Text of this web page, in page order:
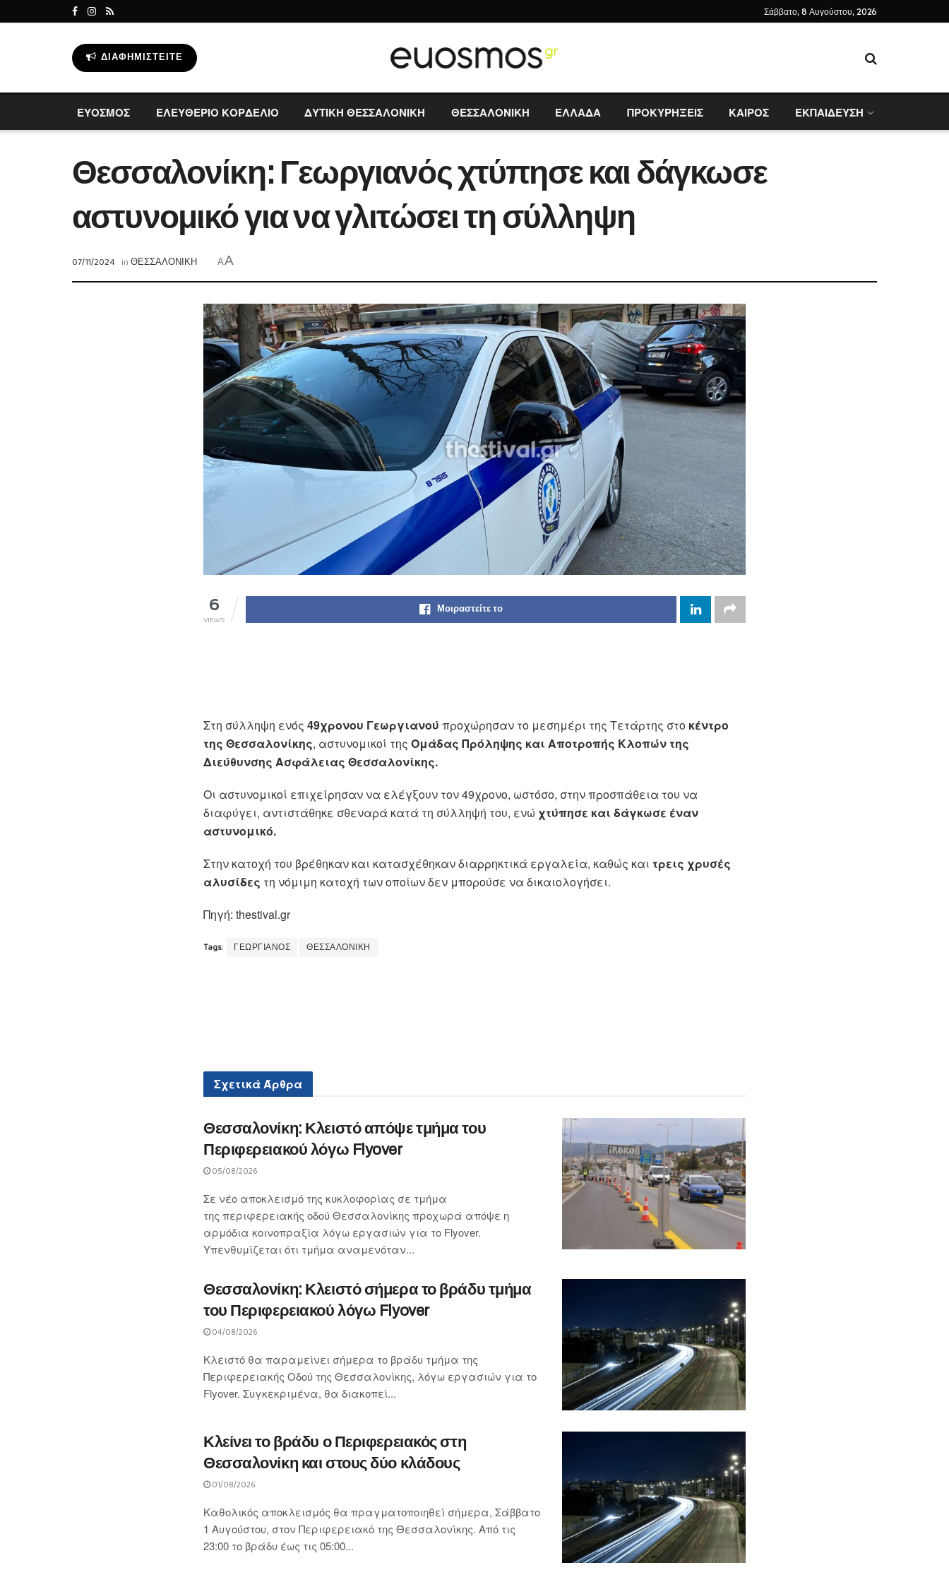
Σάββατο, 8 Αυγούστου, 2026
ΔΙΑΦΗΜΙΣΤΕΊΤΕ
ΕΥΟΣΜΟΣ ΕΛΕΥΘΕΡΙΟ ΚΟΡΔΕΛΙΟ ΔΥΤΙΚΗ ΘΕΣΣΑΛΟΝΙΚΗ ΘΕΣΣΑΛΟΝΙΚΗ ΕΛΛΑΔΑ ΠΡΟΚΥΡΗΞΕΙΣ ΚΑΙΡΟΣ ΕΚΠΑΙΔΕΥΣΗ
Θεσσαλονίκη: Γεωργιανός χτύπησε και δάγκωσε
αστυνομικό για να γλιτώσει τη σύλληψη
07/11/2024 inΘΕΣΣΑΛΟΝΙΚΗ AA
6
VIEWS
Μοιραστείτε το
Στη σύλληψη ενός 49χρονου Γεωργιανού προχώρησαν το μεσημέρι της Τετάρτης στο κέντρο
της Θεσσαλονίκης, αστυνομικοί της Ομάδας Πρόληψης και Αποτροπής Κλοπών της
Διεύθυνσης Ασφάλειας Θεσσαλονίκης.
Οι αστυνομικοί επιχείρησαν να ελέγξουν τον 49χρονο, ωστόσο, στην προσπάθεια του να
διαφύγει, αντιστάθηκε σθεναρά κατά τη σύλληψή του, ενώ χτύπησε και δάγκωσε έναν
αστυνομικό.
Στην κατοχή του βρέθηκαν και κατασχέθηκαν διαρρηκτικά εργαλεία, καθώς και τρεις χρυσές
αλυσίδες τη νόμιμη κατοχή των οποίων δεν μπορούσε να δικαιολογήσει.
Πηγή: thestival.gr
Tags: ΓΕΩΡΓΙΑΝΟΣ ΘΕΣΣΑΛΟΝΙΚΗ
ΣχετικάΆρθρα
Θεσσαλονίκη: Κλειστό απόψε τμήμα του
Περιφερειακού λόγω Flyover
05/08/2026
Σε νέο αποκλεισμό της κυκλοφορίας σε τμήμα
της περιφερειακής οδού Θεσσαλονίκης προχωρά απόψε η
αρμόδια κοινοπραξία λόγω εργασιών για το Flyover.
Υπενθυμίζεται ότι τμήμα αναμενόταν...
Θεσσαλονίκη: Κλειστό σήμερα το βράδυ τμήμα
του Περιφερειακού λόγω Flyover
04/08/2026
Κλειστό θα παραμείνει σήμερα το βράδυ τμήμα της
Περιφερειακής Οδού της Θεσσαλονίκης, λόγω εργασιών για το
Flyover. Συγκεκριμένα, θα διακοπεί...
Κλείνει το βράδυ ο Περιφερειακός στη
Θεσσαλονίκη και στους δύο κλάδους
01/08/2026
Καθολικός αποκλεισμός θα πραγματοποιηθεί σήμερα, Σάββατο
1 Αυγούστου, στον Περιφερειακό της Θεσσαλονίκης. Από τις
23:00 το βράδυ έως τις 05:00...